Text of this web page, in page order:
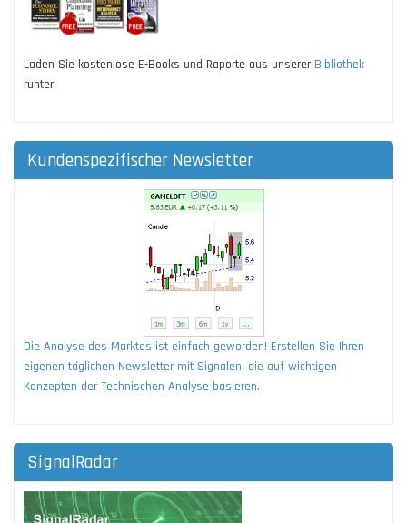
Laden Sie kostenlose E-Books und Raporte aus unserer Bibliothek
runter.
Kundenspezifischer Newsletter
Die Analyse des Marktes ist einfach geworden! Erstellen Sie Ihren
eigenen täglichen Newsletter mit Signalen, die auf wichtigen
Konzepten der Technischen Analyse basieren.
SignalRadar